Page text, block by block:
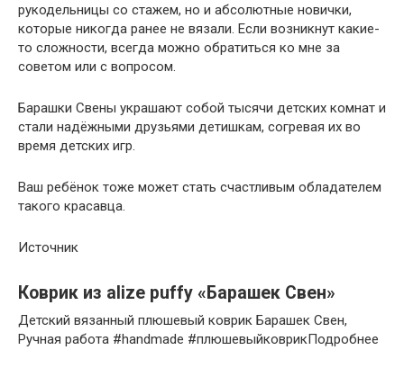
рукодельницы со стажем, но и абсолютные новички,
которые никогда ранее не вязали. Если возникнут какие-
то сложности, всегда можно обратиться ко мне за
советом или с вопросом.
Барашки Свены украшают собой тысячи детских комнат и
стали надёжными друзьями детишкам, согревая их во
время детских игр.
Ваш ребёнок тоже может стать счастливым обладателем
такого красавца.
Источник
Коврик из alize puffy «Барашек Свен»
Детский вязанный плюшевый коврик Барашек Свен,
Ручная работа #handmade #плюшевыйковрикПодробнее